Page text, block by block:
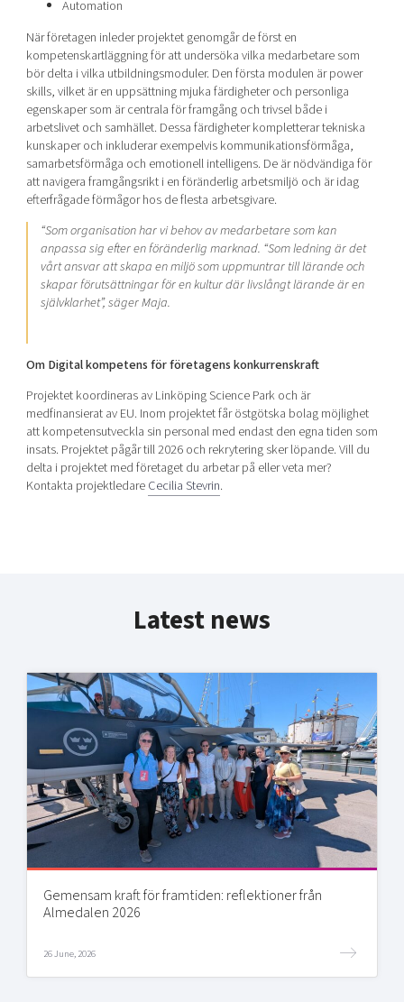
Automation
När företagen inleder projektet genomgår de först en
kompetenskartläggning för att undersöka vilka medarbetare som
bör delta i vilka utbildningsmoduler. Den första modulen är power
skills, vilket är en uppsättning mjuka färdigheter och personliga
egenskaper som är centrala för framgång och trivsel både i
arbetslivet och samhället. Dessa färdigheter kompletterar tekniska
kunskaper och inkluderar exempelvis kommunikationsförmåga,
samarbetsförmåga och emotionell intelligens. De är nödvändiga för
att navigera framgångsrikt i en föränderlig arbetsmiljö och är idag
efterfrågade förmågor hos de flesta arbetsgivare.
“Som organisation har vi behov av medarbetare som kan
anpassa sig efter en föränderlig marknad. “Som ledning är det
vårt ansvar att skapa en miljö som uppmuntrar till lärande och
skapar förutsättningar för en kultur där livslångt lärande är en
självklarhet”, säger Maja.
Om Digital kompetens för företagens konkurrenskraft
Projektet koordineras av Linköping Science Park och är
medfinansierat av EU. Inom projektet får östgötska bolag möjlighet
att kompetensutveckla sin personal med endast den egna tiden som
insats. Projektet pågår till 2026 och rekrytering sker löpande. Vill du
delta i projektet med företaget du arbetar på eller veta mer?
Kontakta projektledareCecilia Stevrin.
Latest news
Gemensam kraft för framtiden: reflektioner från
Almedalen 2026
26 June, 2026